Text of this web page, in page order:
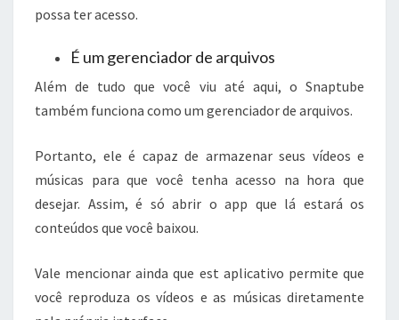
possa ter acesso.
É um gerenciador de arquivos
Além de tudo que você viu até aqui, o Snaptube
também funciona como um gerenciador de arquivos.
Portanto, ele é capaz de armazenar seus vídeos e
músicas para que você tenha acesso na hora que
desejar. Assim, é só abrir o app que lá estará os
conteúdos que você baixou.
Vale mencionar ainda que est aplicativo permite que
você reproduza os vídeos e as músicas diretamente